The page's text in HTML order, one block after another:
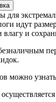
для
идут
влагу и
можно